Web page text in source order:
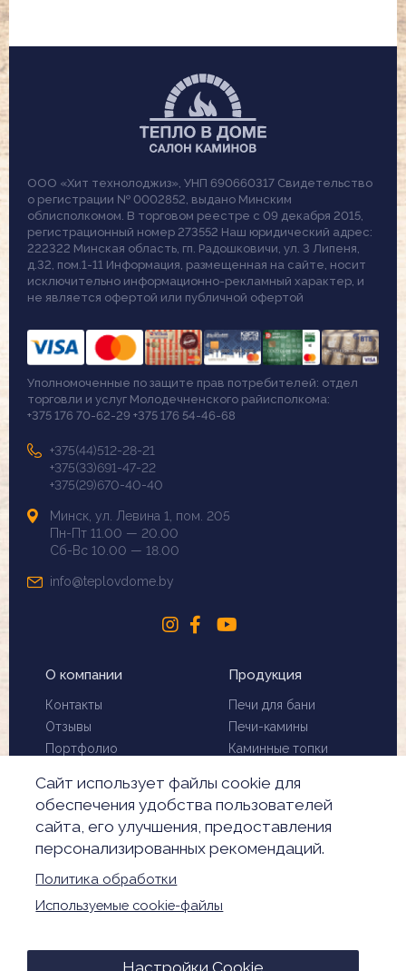
ООО «Хит технолоджиз», УНП 690660317 Свидетельство
о регистрации № 0002852, выдано Минским
облисполкомом. В торговом реестре с 09 декабря 2015,
регистрационный номер 273552 Наш юридический адрес:
222322 Минская область, гп. Радошковичи, ул. 3 Липеня,
д.32, пом.1-11 Информация, размещенная на сайте, носит
исключительно информационно-рекламный характер, и
не является офертой или публичной офертой
Уполномоченные по защите прав потребителей: отдел
торговли и услуг Молодечненского райисполкома:
+375 176 70-62-29 +375 176 54-46-68
+375(44)512-28-21
+375(33)691-47-22
+375(29)670-40-40
Минск, ул. Левина 1, пом. 205
Пн-Пт 11.00 — 20.00
Сб-Вс 10.00 — 18.00
info@teplovdome.by
О компании
Контакты
Отзывы
Портфолио
Чистка дымохода
Производители
Акции
Обработка
персональных данных
Продукция
Печи для бани
Печи-камины
Каминные топки
Скидки
© 2026. Все права защищены
Сайт использует файлы cookie для
обеспечения удобства пользователей
сайта, его улучшения, предоставления
персонализированных рекомендаций.
Политика обработки
Используемые cookie-файлы
Настройки Cookie